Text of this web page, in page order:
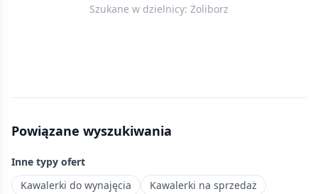
przystępne
na
lub
pod
Szukane w dzielnicy: Żoliborz
Powiązane wyszukiwania
Inne typy ofert
Kawalerki do wynajęcia
Kawalerki na sprzedaż